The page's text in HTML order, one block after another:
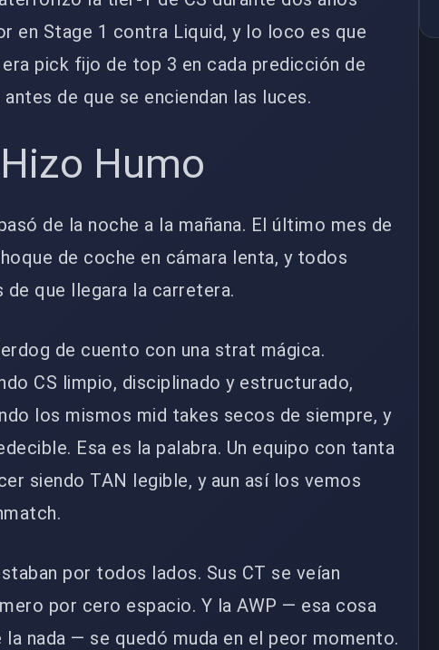
en Stage 1 contra Liquid, y lo loco es que
pick fijo de top 3 en cada predicción de
de que se enciendan las luces.
Humo
de la noche a la mañana. El último mes de
de coche en cámara lenta, y todos
que llegara la carretera.
de cuento con una strat mágica.
CS limpio, disciplinado y estructurado,
los mismos mid takes secos de siempre, y
Esa es la palabra. Un equipo con tanta
siendo TAN legible, y aun así los vemos
por todos lados. Sus CT se veían
por cero espacio. Y la AWP — esa cosa
la nada — se quedó muda en el peor momento.